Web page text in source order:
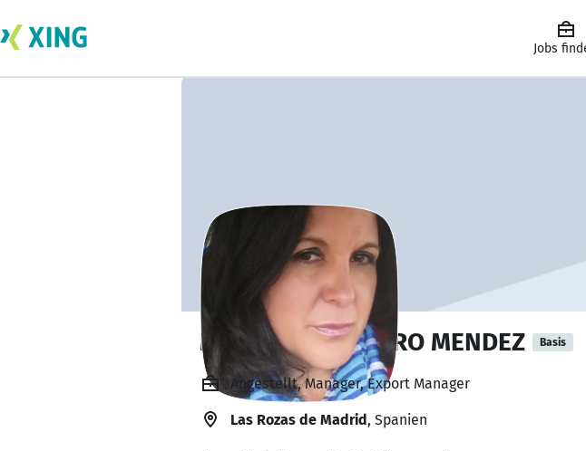
Jobs
MANUELA HERRERO MENDEZ Basis
Angestellt, Manager, Export Manager
Las Rozas de Madrid, Spanien